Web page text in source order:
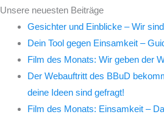
Unsere neuesten Beiträge
Gesichter und Einblicke – Wir
Dein Tool gegen Einsamkeit –
Film des Monats: Wir geben der
Der Webauftritt des BBuD
deine Ideen sind gefragt!
Film des Monats: Einsamkeit –